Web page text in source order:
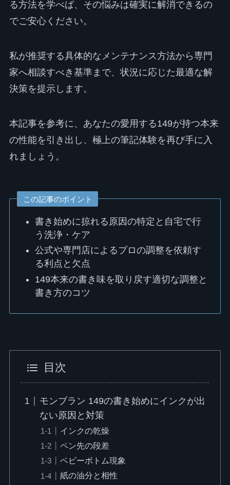
る方法を学べば、その悩みは確実に解消できるの
でご安心ください。
私が推奨する具体的なメンテナンス方法から専門
家へ相談すべき基準まで、状況に応じた最適な解
決策を提示します。
本記事を参考に、あなたの愛用する149が持つ本来
の性能を引き出し、極上の筆記体験を再び手に入
れましょう。
この記事のポイント
書き始めに掠れる原因の特定と自宅で行
う洗浄・ケア
公式や専門店によるプロの調整を依頼す
る利点と欠点
149本来の書き味を取り戻す適切な調整と
書き方のコツ
目次
モンブラン 149の書き始めにインクが出
ない原因と対策
インクの乾燥
ペン先の段差
ベビーボトム現象
紙の油分と相性